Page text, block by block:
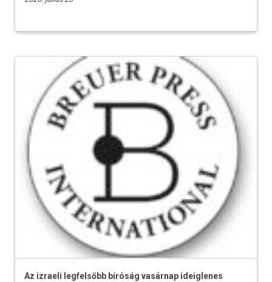
Az izraeli legfelsőbb bíróság vasárnap ideiglenes